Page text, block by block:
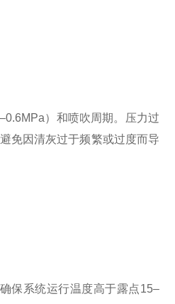
）和喷吹周期。压力过
免因清灰过于频繁或过度而导
保系统运行温度高于露点15–